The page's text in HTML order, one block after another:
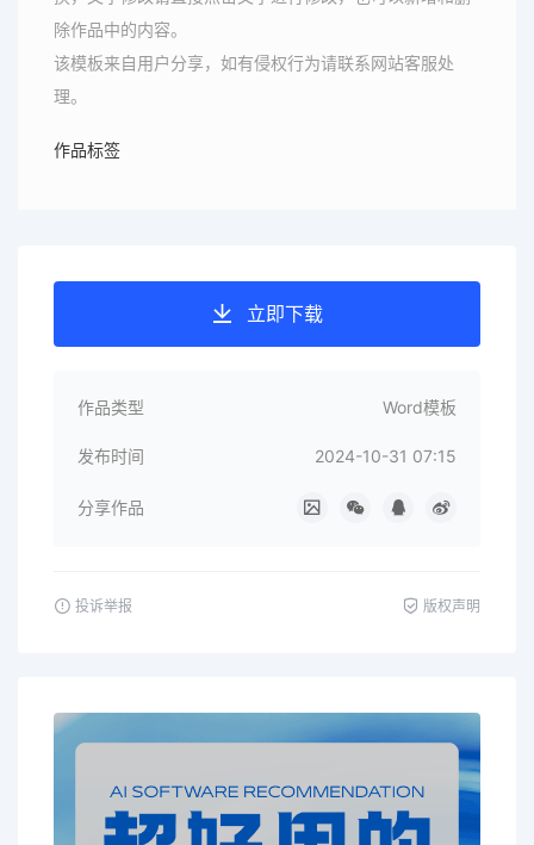
除作品中的内容。
该模板来自用户分享，如有侵权行为请联系网站客服处
理。
作品标签
立即下载
作品类型 Word模板
发布时间 2024-10-31 07:15
分享作品
投诉举报 版权声明